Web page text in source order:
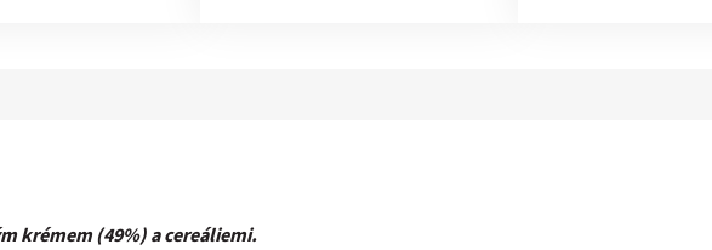
krémem (49%) a cereáliemi.